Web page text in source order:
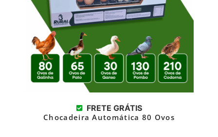
FRETE GRÁTIS
Chocadeira Automática 80 Ovos